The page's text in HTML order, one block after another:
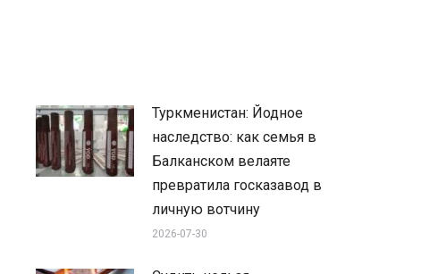
Туркменистан: Йодное
наследство: как семья в
Балканском велаяте
превратила госказавод в
личную вотчину
2026-07-30